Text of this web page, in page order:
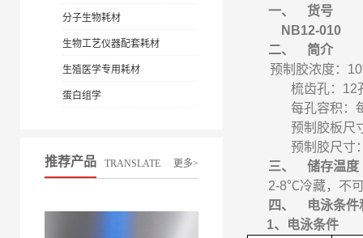
分子生物耗材
生物工艺仪器配套耗材
生殖医学专用耗材
蛋白组学
推荐产品 TRANSLATE 更多>
一、
货号
NB12-010
二、
简介
预制胶浓度：
梳齿孔： 12
每孔容积：
预制胶板尺
预制胶尺寸
三、
储存温度
2-8℃冷藏，不
四、
电泳条
1、电泳条件